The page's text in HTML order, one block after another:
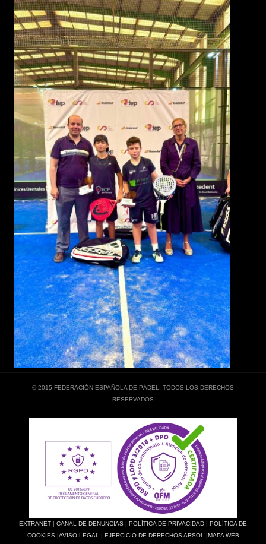
© 2015 FEDERACIÓN ESPAÑOLA DE PÁDEL. TODOS LOS DERECHOS
RESERVADOS
EXTRANET | CANAL DE DENUNCIAS | POLÍTICA DE PRIVACIDAD | POLÍTICA DE
COOKIES|AVISO LEGAL | EJERCICIO DE DERECHOS ARSOL |MAPA WEB